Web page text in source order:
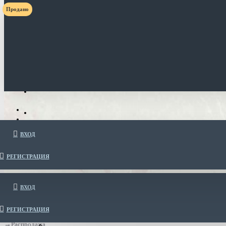
ВХОД
РЕГИСТРАЦИЯ
ВХОД
РЕГИСТРАЦИЯ
Распродажа
Продано